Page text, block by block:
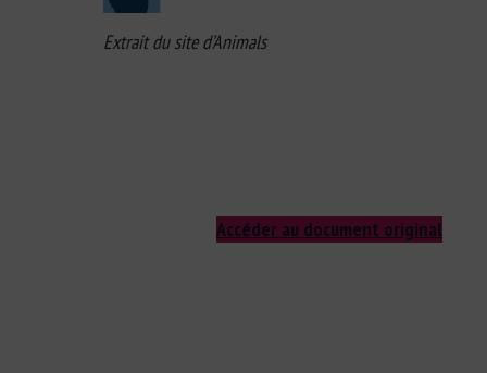
Extrait du site d’Animals
Accéder au document original